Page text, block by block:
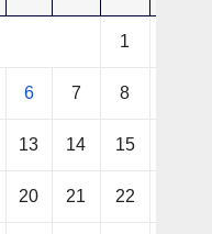
1
6 7 8
13 14 15
20 21 22